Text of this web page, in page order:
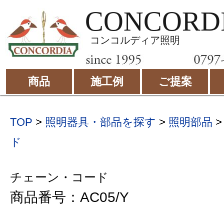
コンコルディア照明
商品 施工例 ご提案
TOP > 照明器具・部品を探す > 照明部品
ド
チェーン・コード
商品番号：AC05/Y